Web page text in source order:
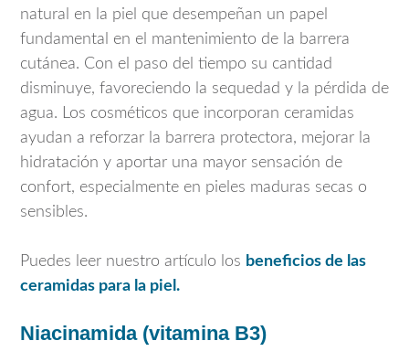
natural en la piel que desempeñan un papel
fundamental en el mantenimiento de la barrera
cutánea. Con el paso del tiempo su cantidad
disminuye, favoreciendo la sequedad y la pérdida de
agua. Los cosméticos que incorporan ceramidas
ayudan a reforzar la barrera protectora, mejorar la
hidratación y aportar una mayor sensación de
confort, especialmente en pieles maduras secas o
sensibles.
Puedes leer nuestro artículo los beneficios de las
ceramidas para la piel.
Niacinamida (vitamina B3)